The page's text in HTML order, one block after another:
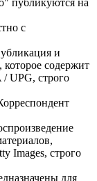
публикуются на
с
и
содержит
UPG, строго
Images, строго
для